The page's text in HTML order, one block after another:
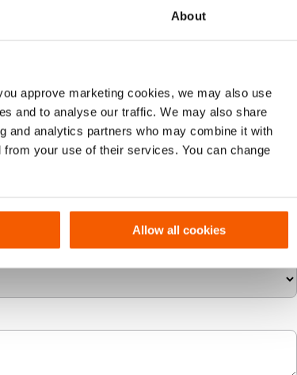
About
approve marketing cookies, we may also use
and to analyse our traffic. We may also share
and analytics partners who may combine it with
from your use of their services. You can change
Allow all cookies